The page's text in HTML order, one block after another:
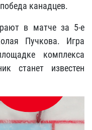
канадцев.
в матче за 5-е
Пучкова. Игра
комплекса
станет известен